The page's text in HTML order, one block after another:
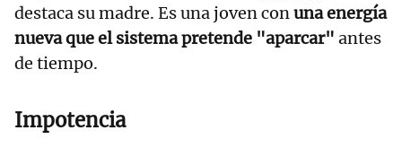
destaca su madre. Es una joven conuna energía
nueva que el sistema pretende "aparcar" antes
de tiempo.
Impotencia